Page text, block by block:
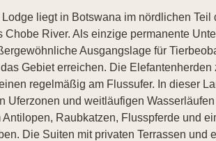
liegt in Botswana im nördlichen
Chobe River. Als einzige permanente
Ausgangslage für
Gebiet erreichen. Die
regelmäßig am Flussufer. In dieser
Uferzonen und weitläufigen
Antilopen, Raubkatzen, Flusspferde und
Die Suiten mit privaten Terrassen und